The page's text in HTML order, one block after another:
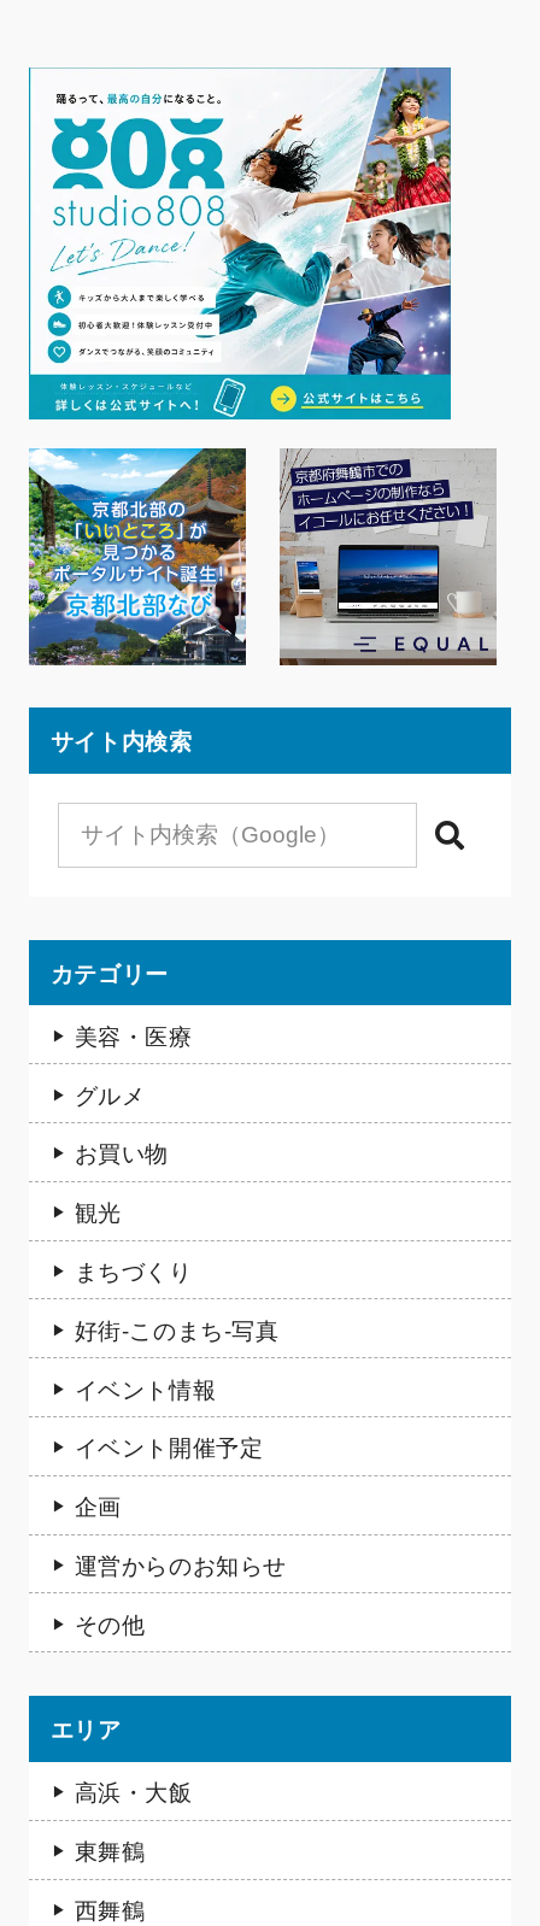
サイト内検索
検索
カテゴリー
美容・医療
グルメ
お買い物
観光
まちづくり
好街-このまち-写真
イベント情報
イベント開催予定
企画
運営からのお知らせ
その他
エリア
高浜・大飯
東舞鶴
西舞鶴